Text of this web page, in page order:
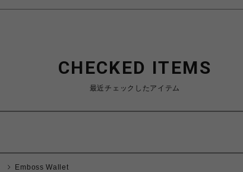
CHECKED ITEMS
最近チェックしたアイテム
Emboss Wallet